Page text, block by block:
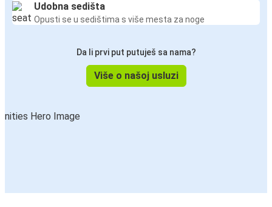
Udobna sedišta
Opusti se u sedištima s više mesta za noge
Da li prvi put putuješ sa nama?
Više o našoj usluzi